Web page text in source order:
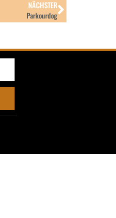
NÄCHSTER
Parkourdog